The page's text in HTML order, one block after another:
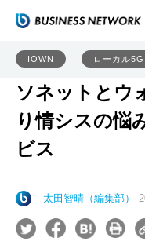
IOWN ローカル5G
ソネットとウ
り情シスの悩
ビス
太田智晴（編集部）